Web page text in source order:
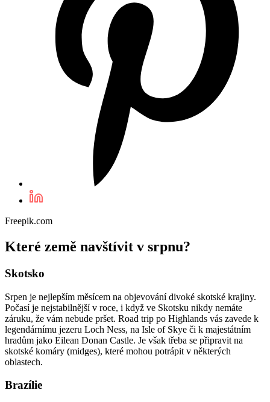
Freepik.com
Které země navštívit v srpnu?
Skotsko
Srpen je nejlepším měsícem na objevování divoké skotské krajiny.
Počasí je nejstabilnější v roce, i když ve Skotsku nikdy nemáte
záruku, že vám nebude pršet. Road trip po Highlands vás zavede k
legendárnímu jezeru Loch Ness, na Isle of Skye či k majestátním
hradům jako Eilean Donan Castle. Je však třeba se připravit na
skotské komáry (midges), které mohou potrápit v některých
oblastech.
Brazílie